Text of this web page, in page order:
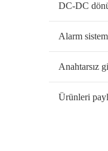
DC-DC
Alarm
Anahtarsız
Ürünleri